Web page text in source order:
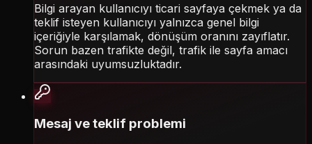
Bilgi arayan kullanıcıyı ticari sayfaya çekmek ya da
teklif isteyen kullanıcıyı yalnızca genel bilgi
içeriğiyle karşılamak, dönüşüm oranını zayıflatır.
Sorun bazen trafikte değil, trafik ile sayfa amacı
arasındaki uyumsuzluktadır.
Mesaj ve teklif problemi